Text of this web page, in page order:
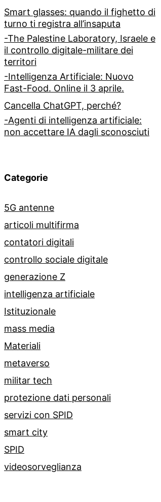
a
5G.
Smart glasses: quando il fighetto di
turno ti registra all’insaputa
-The Palestine Laboratory, Israele e
il controllo digitale-militare dei
territori
-Intelligenza Artificiale: Nuovo
Fast-Food. Online il 3 aprile.
Cancella ChatGPT, perché?
-Agenti di intelligenza artificiale:
non accettare IA dagli sconosciuti
Categorie
5G antenne
articoli multifirma
contatori digitali
controllo sociale digitale
generazione Z
intelligenza artificiale
Istituzionale
mass media
Materiali
metaverso
militar tech
protezione dati personali
servizi con SPID
smart city
SPID
videosorveglianza